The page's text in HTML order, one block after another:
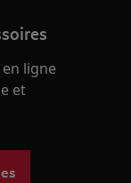
ligne
et